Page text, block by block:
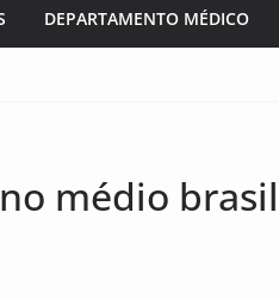
DEPARTAMENTO MÉDICO
médio